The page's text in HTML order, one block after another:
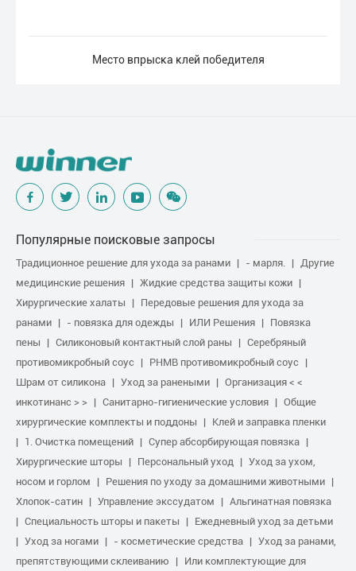
Место впрыска клей победителя
Популярные поисковые запросы
Традиционное решение для ухода за ранами - марля.
Другие
медицинские решения
Жидкие средства защиты кожи
Хирургические халаты
Передовые решения для ухода за
ранами
- повязка для одежды ИЛИ Решения
Повязка
пены
Силиконовый контактный слой раны
Серебряный
противомикробный соус
PHMB противомикробный соус
Шрам от силикона
Уход за ранеными
Организация < <
инкотинанс > >
Санитарно-гигиенические условия
Общие
хирургические комплекты и поддоны
Клей и заправка пленки
1. Очистка помещений
Супер абсорбирующая повязка
Хирургические шторы
Персональный уход
Уход за ухом,
носом и горлом
Решения по уходу за домашними животными
Хлопок-сатин
Управление экссудатом
Альгинатная повязка
Специальность шторы и пакеты
Ежедневный уход за детьми
Уход за ногами
- косметические средства
Уход за ранами,
препятствующими склеиванию
Или комплектующие для